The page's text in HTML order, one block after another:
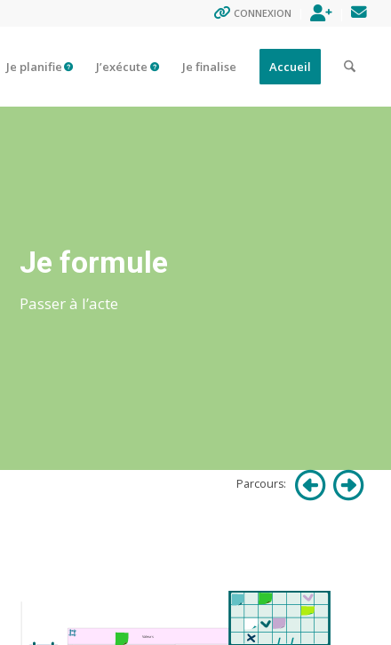
CONNEXION
Je planifie J’exécute Je finalise Accueil
Je formule
Passer à l’acte
Parcours: